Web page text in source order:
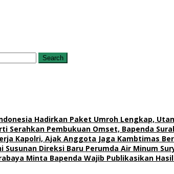
Hadirkan Paket Umroh Lengkap,
Serahkan Pembukuan Omset, Bapenda
Kapolri, Ajak Anggota Jaga Kambtimas
Susunan Direksi Baru Perumda Air Minum
Minta Bapenda Wajib Publikasikan